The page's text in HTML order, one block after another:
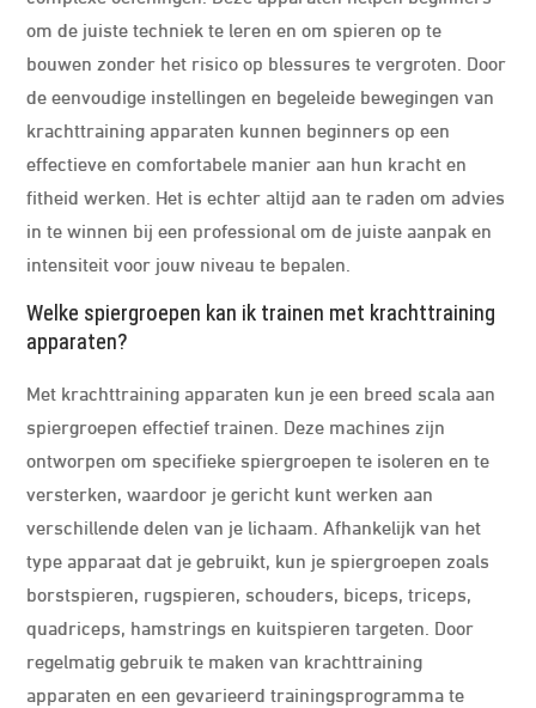
om de juiste techniek te leren en om spieren op te
bouwen zonder het risico op blessures te vergroten. Door
de eenvoudige instellingen en begeleide bewegingen van
krachttraining apparaten kunnen beginners op een
effectieve en comfortabele manier aan hun kracht en
fitheid werken. Het is echter altijd aan te raden om advies
in te winnen bij een professional om de juiste aanpak en
intensiteit voor jouw niveau te bepalen.
Welke spiergroepen kan ik trainen met krachttraining
apparaten?
Met krachttraining apparaten kun je een breed scala aan
spiergroepen effectief trainen. Deze machines zijn
ontworpen om specifieke spiergroepen te isoleren en te
versterken, waardoor je gericht kunt werken aan
verschillende delen van je lichaam. Afhankelijk van het
type apparaat dat je gebruikt, kun je spiergroepen zoals
borstspieren, rugspieren, schouders, biceps, triceps,
quadriceps, hamstrings en kuitspieren targeten. Door
regelmatig gebruik te maken van krachttraining
apparaten en een gevarieerd trainingsprogramma te